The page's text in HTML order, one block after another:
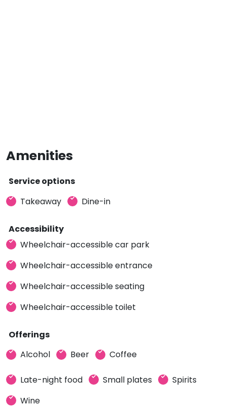
Amenities
Service options
Takeaway
Dine-in
Accessibility
Wheelchair-accessible car park
Wheelchair-accessible entrance
Wheelchair-accessible seating
Wheelchair-accessible toilet
Offerings
Alcohol
Beer Coffee
Late-night food Small plates
Spirits
Wine